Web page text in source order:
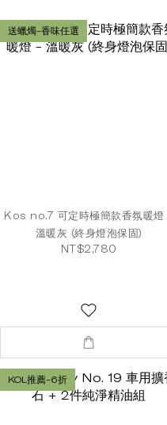
送蠟燭-香味任選
Kos no.7 可定時極簡款香氛暖
溫暖灰 (終身燈泡保固)
NT$2,780
KOL推薦-6折